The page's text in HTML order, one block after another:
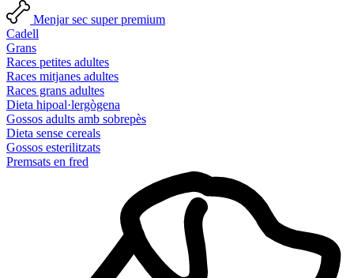
Menjar sec super premium
Cadell
Grans
Races petites adultes
Races mitjanes adultes
Races grans adultes
Dieta hipoal·lergògena
Gossos adults amb sobrepès
Dieta sense cereals
Gossos esterilitzats
Premsats en fred